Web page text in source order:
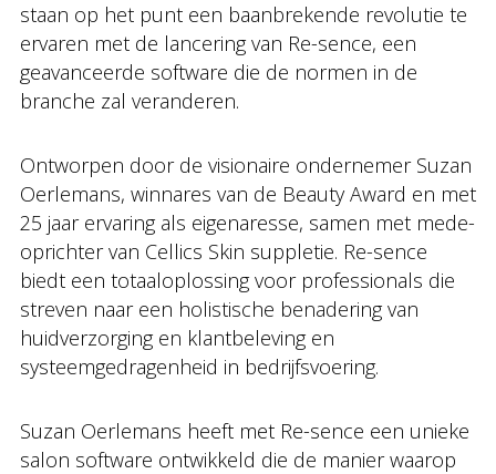
staan op het punt een baanbrekende revolutie te
ervaren met de lancering van Re-sence, een
geavanceerde software die de normen in de
branche zal veranderen.
Ontworpen door de visionaire ondernemer Suzan
Oerlemans, winnares van de Beauty Award en met
25 jaar ervaring als eigenaresse, samen met mede-
oprichter van Cellics Skin suppletie. Re-sence
biedt een totaaloplossing voor professionals die
streven naar een holistische benadering van
huidverzorging en klantbeleving en
systeemgedragenheid in bedrijfsvoering.
Suzan Oerlemans heeft met Re-sence een unieke
salon software ontwikkeld die de manier waarop